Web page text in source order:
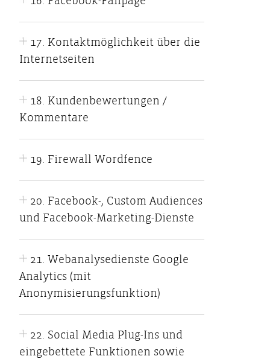
17. Kontaktmöglichkeit über die
Internetseiten
18. Kundenbewertungen /
Kommentare
19. Firewall Wordfence
20. Facebook-, Custom Audiences
und Facebook-Marketing-Dienste
21. Webanalysedienste Google
Analytics (mit
Anonymisierungsfunktion)
22. Social Media Plug-Ins und
eingebettete Funktionen sowie